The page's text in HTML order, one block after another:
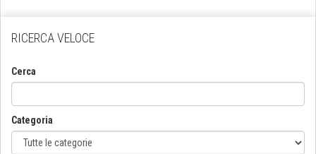
RICERCA VELOCE
Cerca
Categoria